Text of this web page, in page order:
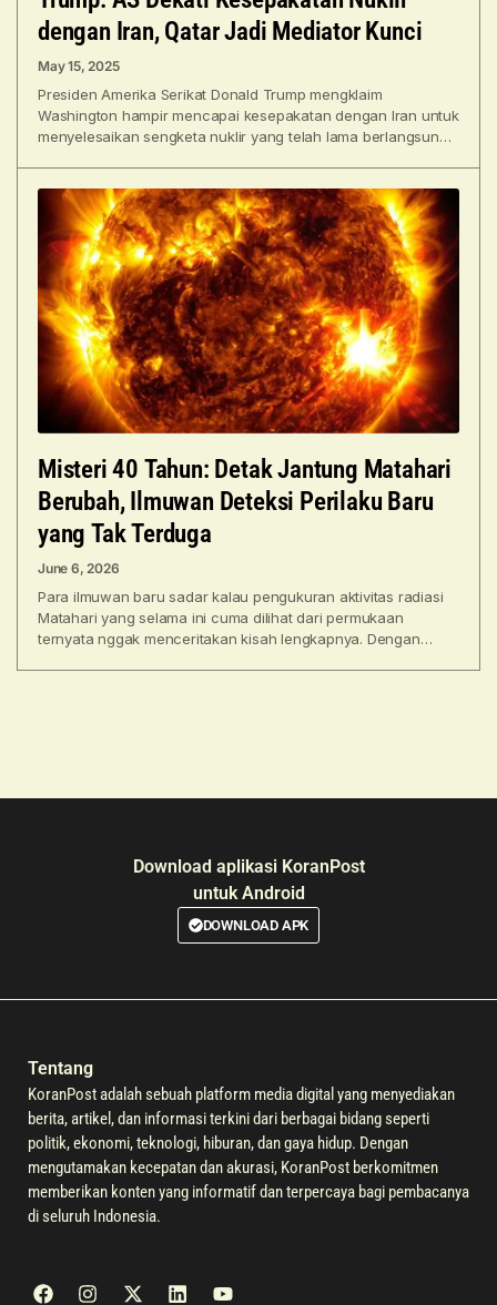
dengan Iran, Qatar Jadi Mediator Kunci
May 15, 2025
Presiden Amerika Serikat Donald Trump mengklaim
Washington hampir mencapai kesepakatan dengan Iran untuk
menyelesaikan sengketa nuklir yang telah lama berlangsung,
Misteri 40 Tahun: Detak Jantung Matahari
Berubah, Ilmuwan Deteksi Perilaku Baru
yang Tak Terduga
June 6, 2026
Para ilmuwan baru sadar kalau pengukuran aktivitas radiasi
Matahari yang selama ini cuma dilihat dari permukaan
ternyata nggak menceritakan kisah lengkapnya. Dengan
Download aplikasi KoranPost
untuk Android
DOWNLOAD APK
Tentang
KoranPost adalah sebuah platform media digital yang menyediakan
berita, artikel, dan informasi terkini dari berbagai bidang seperti
politik, ekonomi, teknologi, hiburan, dan gaya hidup. Dengan
mengutamakan kecepatan dan akurasi, KoranPost berkomitmen
memberikan konten yang informatif dan terpercaya bagi pembacanya
di seluruh Indonesia.